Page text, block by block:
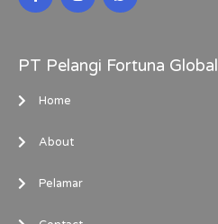
PT Pelangi Fortuna Global
Home
About
Pelamar